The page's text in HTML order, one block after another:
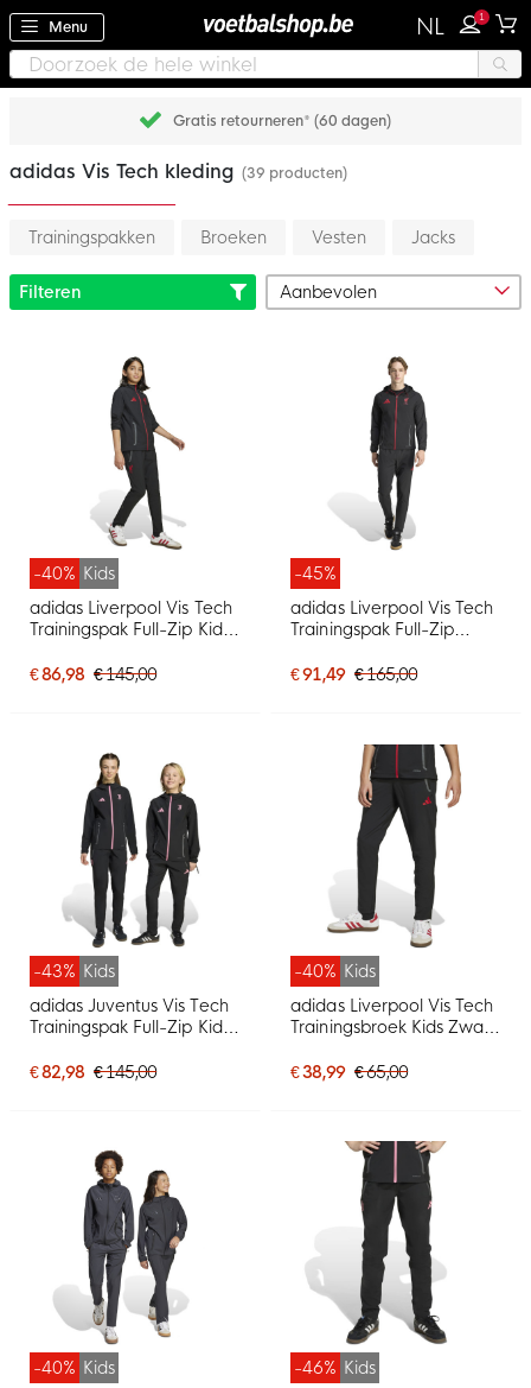
Menu NL 1
Gratis retourneren* (60 dagen)
adidas Vis Tech kleding (39 producten)
Trainingspakken Broeken Vesten Jacks
Filteren
-40% Kids
adidas Liverpool Vis Tech
Trainingspak Full-Zip Kids
€ 86,98 € 145,00
-45%
adidas Liverpool Vis Tech
Trainingspak Full-Zip
€ 91,49 € 165,00
-43% Kids
adidas Juventus Vis Tech
Trainingspak Full-Zip Kids
€ 82,98 € 145,00
-40% Kids
adidas Liverpool Vis Tech
Trainingsbroek Kids Zwart
€ 38,99 € 65,00
-40% Kids
-46% Kids